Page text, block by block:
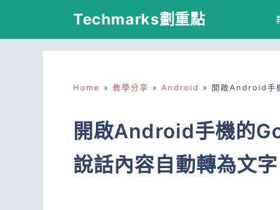
Techmarks劃重點
Home » 教學分享 » Android » 開啟Android手
開啟Android手機的
說話內容自動轉為文字